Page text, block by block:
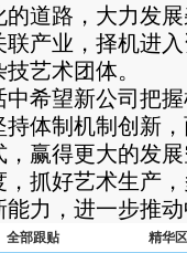
的道路，大力发
产业，择机进
艺术团体。
望新公司把握
体制机制创新
赢得更大的发
抓好艺术生产
力，进一步推
全部跟贴 精华区